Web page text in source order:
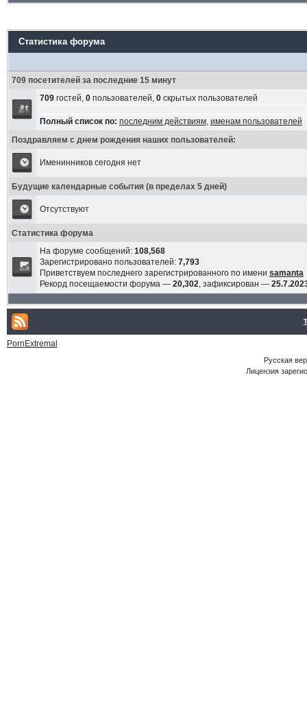
Статистика форума
709 посетителей за последние 15 минут
709гостей, 0пользователей, 0скрытых пользователей
Полный список по: последним действиям, именам пользователей
Поздравляем с днем рождения наших пользователей:
Именинников сегодня нет
Будущие календарные события (в пределах 5 дней)
Отсутствуют
Статистика форума
На форуме сообщений: 108,568
Зарегистрировано пользователей: 7,793
Приветствуем последнего зарегистрированного по имени samanta
Рекорд посещаемости форума — 20,302, зафиксирован —
PornExtremal
Русская
Лицензия